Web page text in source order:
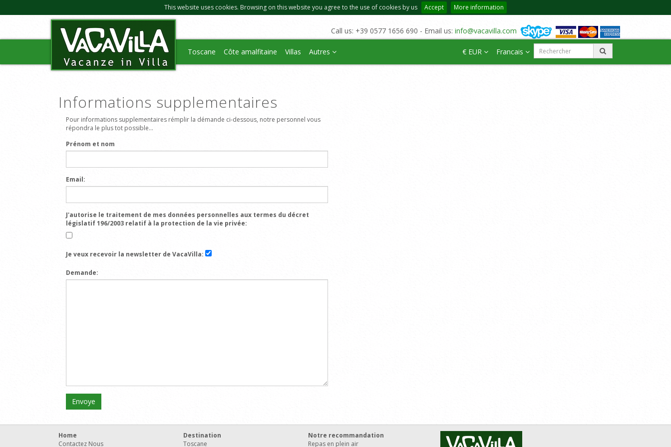
This website uses cookies. Browsing on this website you agree to the use of cookies by us Accept More information
Call us: +39 0577 1656 690 - Email us: info@vacavilla.com
Toscane Côte amalfitaine Villas Autres € EUR Francais
Informations supplementaires
Pour informations supplementaires rémplir la démande ci-dessous, notre personnel vous
répondra le plus tot possible...
Prénom et nom
Email:
J'autorise le traitement de mes données personnelles aux termes du décret
législatif 196/2003 relatif à la protection de la vie privée:
Je veux recevoir la newsletter de VacaVilla:
Demande:
Home
Contactez Nous
Destination
Toscane
Notre recommandation
Repas en plein air